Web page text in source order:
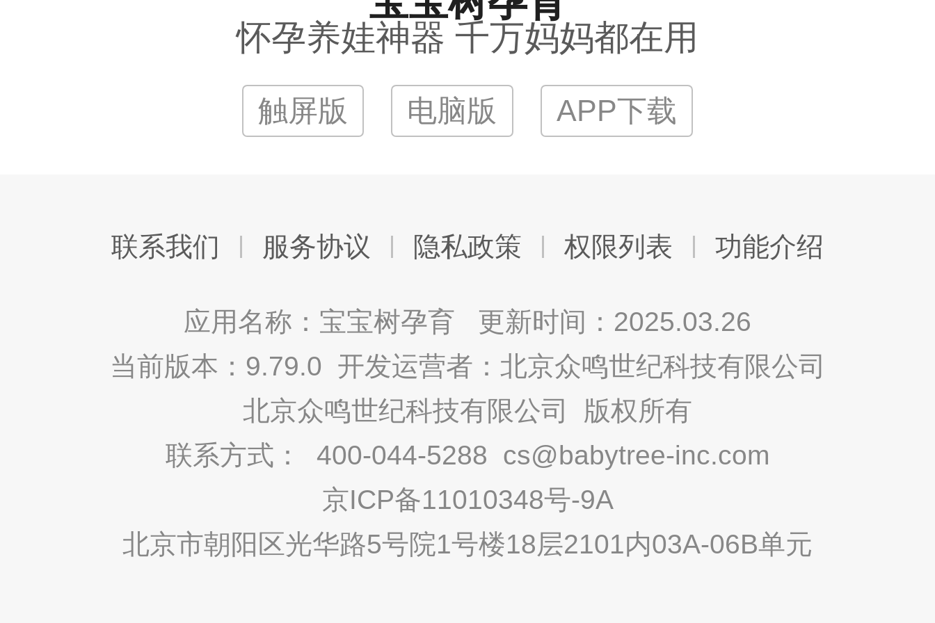
怀孕养娃神器 千万妈妈都在用
触屏版 电脑版 APP下载
联系我们 服务协议 隐私政策 权限列表 功能介绍
应用名称：宝宝树孕育 更新时间：2025.03.26
当前版本：9.79.0 开发运营者：北京众鸣世纪科技有限公司
北京众鸣世纪科技有限公司 版权所有
联系方式： 400-044-5288 cs@babytree-inc.com
京ICP备11010348号-9A
北京市朝阳区光华路5号院1号楼18层2101内03A-06B单元